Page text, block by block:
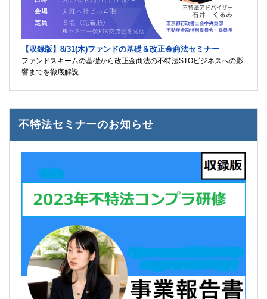
【収録版】8/31(木)ファンドの基礎＆改正金商法セミナー
ファンドスキームの基礎から改正金商法の不特法STOビジネスへの影
響までを徹底解説
不特法セミナーのお知らせ